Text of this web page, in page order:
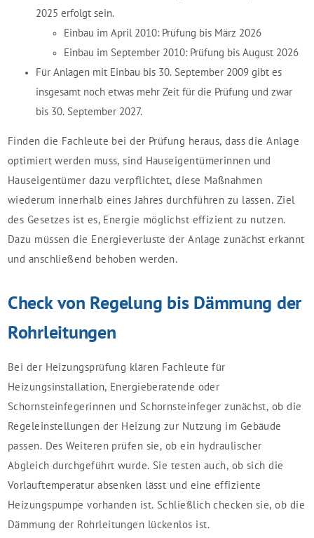
2025 erfolgt sein.
Einbau im April 2010: Prüfung bis März 2026
Einbau im September 2010: Prüfung bis August 2026
Für Anlagen mit Einbau bis 30. September 2009 gibt es
insgesamt noch etwas mehr Zeit für die Prüfung und zwar
bis 30. September 2027.
Finden die Fachleute bei der Prüfung heraus, dass die Anlage
optimiert werden muss, sind Hauseigentümerinnen und
Hauseigentümer dazu verpflichtet, diese Maßnahmen
wiederum innerhalb eines Jahres durchführen zu lassen. Ziel
des Gesetzes ist es, Energie möglichst effizient zu nutzen.
Dazu müssen die Energieverluste der Anlage zunächst erkannt
und anschließend behoben werden.
Check von Regelung bis Dämmung der
Rohrleitungen
Bei der Heizungsprüfung klären Fachleute für
Heizungsinstallation, Energieberatende oder
Schornsteinfegerinnen und Schornsteinfeger zunächst, ob die
Regeleinstellungen der Heizung zur Nutzung im Gebäude
passen. Des Weiteren prüfen sie, ob ein hydraulischer
Abgleich durchgeführt wurde. Sie testen auch, ob sich die
Vorlauftemperatur absenken lässt und eine effiziente
Heizungspumpe vorhanden ist. Schließlich checken sie, ob die
Dämmung der Rohrleitungen lückenlos ist.